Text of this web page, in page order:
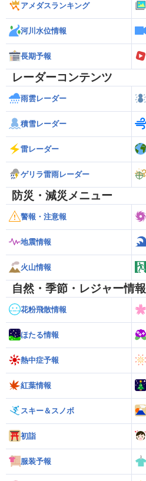
アメダスランキング
河川水位情報
長期予報
レーダーコンテンツ
雨雲レーダー
積雪レーダー
雷レーダー
ゲリラ雷雨レーダー
防災・減災メニュー
警報・注意報
地震情報
火山情報
自然・季節・レジャー情報
花粉飛散情報
ほたる情報
熱中症予報
紅葉情報
スキー＆スノボ
初詣
服装予報